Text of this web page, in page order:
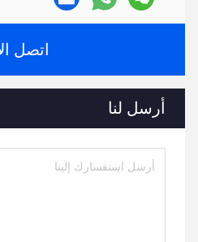
اتصل
أرسل لنا